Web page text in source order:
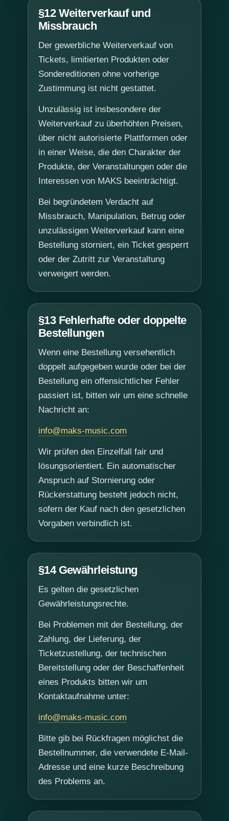
§12 Weiterverkauf und
Missbrauch
Der gewerbliche Weiterverkauf von
Tickets, limitierten Produkten oder
Sondereditionen ohne vorherige
Zustimmung ist nicht gestattet.
Unzulässig ist insbesondere der
Weiterverkauf zu überhöhten Preisen,
über nicht autorisierte Plattformen oder
in einer Weise, die den Charakter der
Produkte, der Veranstaltungen oder die
Interessen von MAKS beeinträchtigt.
Bei begründetem Verdacht auf
Missbrauch, Manipulation, Betrug oder
unzulässigen Weiterverkauf kann eine
Bestellung storniert, ein Ticket gesperrt
oder der Zutritt zur Veranstaltung
verweigert werden.
§13 Fehlerhafte oder doppelte
Bestellungen
Wenn eine Bestellung versehentlich
doppelt aufgegeben wurde oder bei der
Bestellung ein offensichtlicher Fehler
passiert ist, bitten wir um eine schnelle
Nachricht an:
info@maks-music.com
Wir prüfen den Einzelfall fair und
lösungsorientiert. Ein automatischer
Anspruch auf Stornierung oder
Rückerstattung besteht jedoch nicht,
sofern der Kauf nach den gesetzlichen
Vorgaben verbindlich ist.
§14 Gewährleistung
Es gelten die gesetzlichen
Gewährleistungsrechte.
Bei Problemen mit der Bestellung, der
Zahlung, der Lieferung, der
Ticketzustellung, der technischen
Bereitstellung oder der Beschaffenheit
eines Produkts bitten wir um
Kontaktaufnahme unter:
info@maks-music.com
Bitte gib bei Rückfragen möglichst die
Bestellnummer, die verwendete E-Mail-
Adresse und eine kurze Beschreibung
des Problems an.